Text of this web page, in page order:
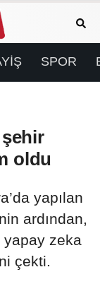
SPOR
oldu
yapılan
ardından,
yapay zeka
çekti.